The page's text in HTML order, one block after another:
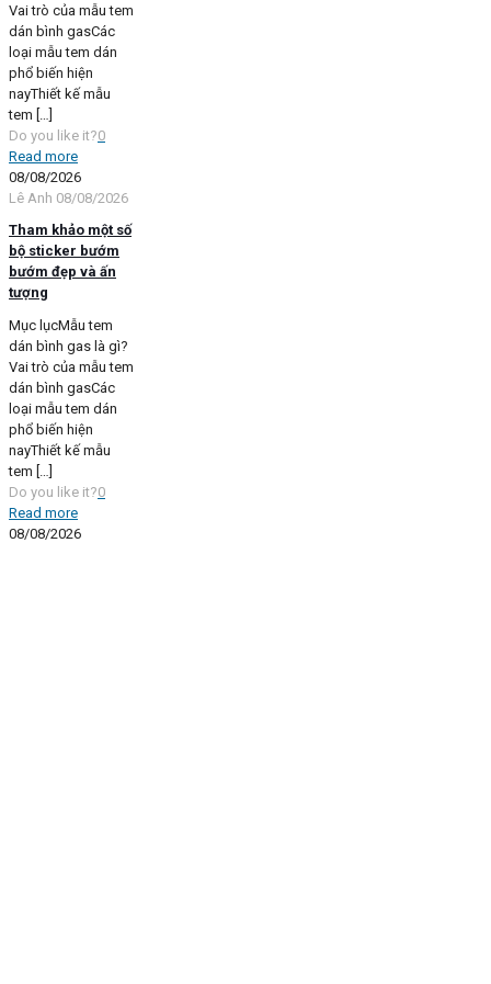
Vai trò của mẫu tem
dán bình gasCác
loại mẫu tem dán
phổ biến hiện
nayThiết kế mẫu
tem […]
Do you like it?0
Read more
08/08/2026
Lê Anh 08/08/2026
Tham khảo một số
bộ sticker bướm
bướm đẹp và ấn
tượng
Mục lụcMẫu tem
dán bình gas là gì?
Vai trò của mẫu tem
dán bình gasCác
loại mẫu tem dán
phổ biến hiện
nayThiết kế mẫu
tem […]
Do you like it?0
Read more
08/08/2026